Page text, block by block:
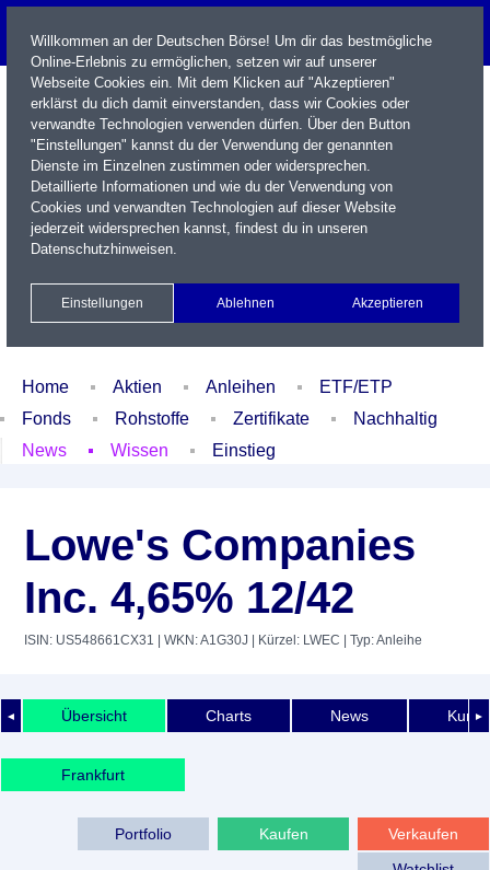
Name / WKN / ISIN / Kürzel
Xetra Realtime
Watchlist Portfolio Login
Home Aktien Anleihen
ETF/ETP
Fonds
Rohstoffe Zertifikate
Nachhaltig
News
Wissen Einstieg
Lowe's Companies
Inc. 4,65% 12/42
ISIN: US548661CX31 | WKN: A1G30J | Kürzel: LWEC | Typ: Anleihe
◄ ►
Übersicht Charts News
Frankfurt
Verkaufen
Kaufen
Portfolio
Willkommen an der Deutschen Börse! Um dir das bestmögliche
Online-Erlebnis zu ermöglichen, setzen wir auf unserer
Webseite Cookies ein. Mit dem Klicken auf "Akzeptieren"
erklärst du dich damit einverstanden, dass wir Cookies oder
verwandte Technologien verwenden dürfen. Über den Button
"Einstellungen" kannst du der Verwendung der genannten
Dienste im Einzelnen zustimmen oder widersprechen.
Detaillierte Informationen und wie du der Verwendung von
Cookies und verwandten Technologien auf dieser Website
jederzeit widersprechen kannst, findest du in unseren
Datenschutzhinweisen.
Einstellungen Ablehnen Akzeptieren